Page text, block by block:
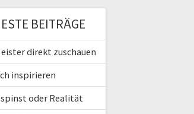
BEITRÄGE
direkt zuschauen
inspirieren
oder Realität